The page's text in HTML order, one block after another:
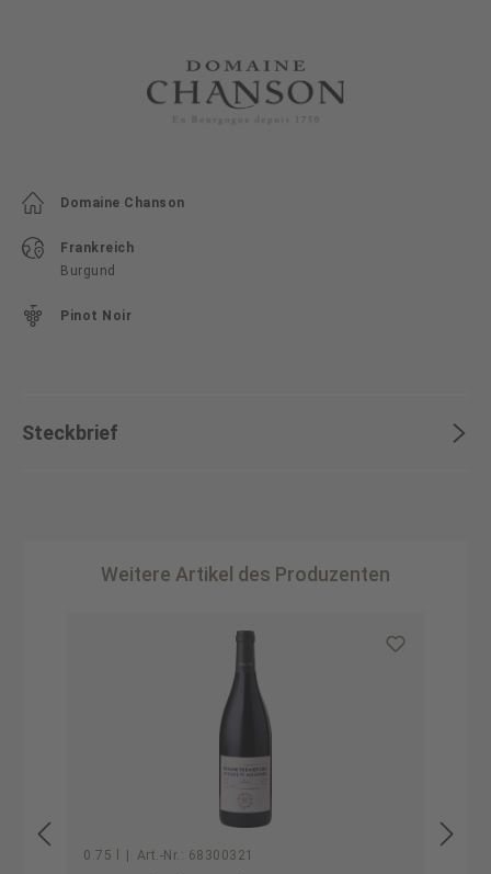
Domaine Chanson
Frankreich
Burgund
Pinot Noir
Steckbrief
Weitere Artikel des Produzenten
0.75 l Art.-Nr.: 68300321